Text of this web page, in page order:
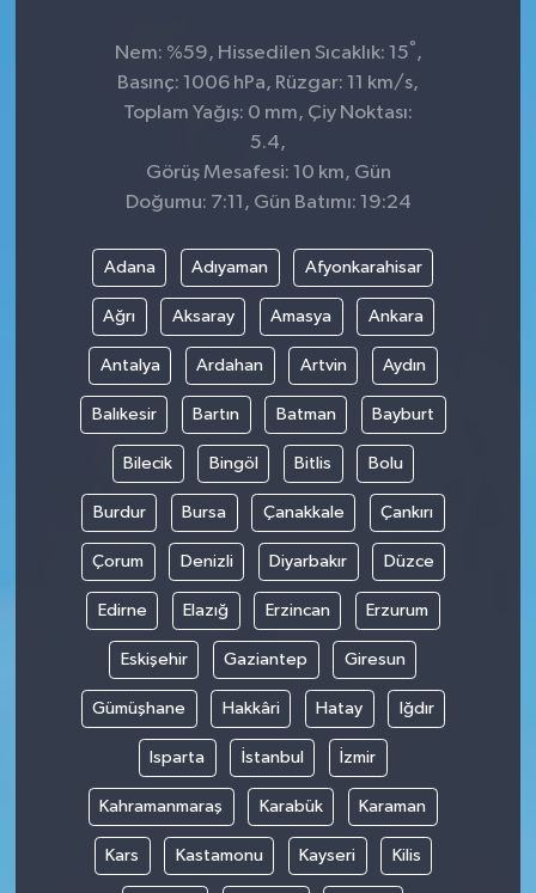
Nem: %59, Hissedilen Sıcaklık: 15° ,
Basınç: 1006 hPa, Rüzgar: 11 km/s,
Toplam Yağış: 0 mm, Çiy Noktası:
5.4,
Görüş Mesafesi: 10 km, Gün
Doğumu: 7:11, Gün Batımı: 19:24
Adana Adıyaman Afyonkarahisar
Ağrı Aksaray Amasya Ankara
Antalya Ardahan Artvin Aydın
Balıkesir Bartın Batman Bayburt
Bilecik Bingöl Bitlis Bolu
Burdur Bursa Çanakkale Çankırı
Çorum Denizli Diyarbakır Düzce
Edirne Elazığ Erzincan Erzurum
Eskişehir Gaziantep Giresun
Gümüşhane Hakkâri Hatay Iğdır
Isparta İstanbul İzmir
Kahramanmaraş Karabük Karaman
Kars Kastamonu Kayseri Kilis